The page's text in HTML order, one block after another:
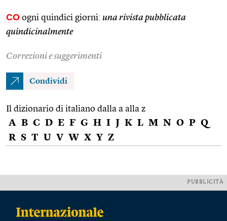
CO ogni quindici giorni: una rivista pubblicata
quindicinalmente
Correzioni e suggerimenti
Condividi
Il dizionario di italiano dalla a alla z
A B C D E F G H I J K L M N O P Q
R S T U V W X Y Z
PUBBLICITÀ